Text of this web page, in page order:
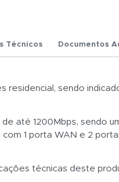
Técnicos Documentos
residencial, sendo
até 1200Mbps, sendo
1 porta WAN e 2
técnicas deste